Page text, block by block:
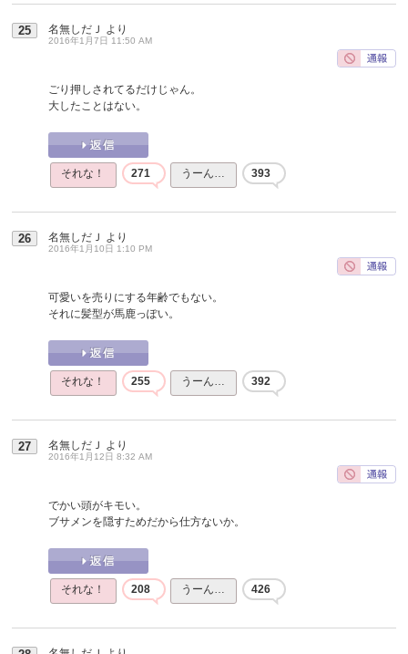
25 名無しだＪ より
2016年1月7日 11:50 AM
ごり押しされてるだけじゃん。
大したことはない。
それな！ 271 うーん… 393
26 名無しだＪ より
2016年1月10日 1:10 PM
可愛いを売りにする年齢でもない。
それに髪型が馬鹿っぽい。
それな！ 255 うーん… 392
27 名無しだＪ より
2016年1月12日 8:32 AM
でかい頭がキモい。
ブサメンを隠すためだから仕方ないか。
それな！ 208 うーん… 426